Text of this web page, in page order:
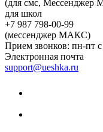
(для смс,
для школ
+7 987 798-00-99
(мессенджер МАКС)
Прием звонков: пн-пт
Электронная почта
support@ueshka.ru